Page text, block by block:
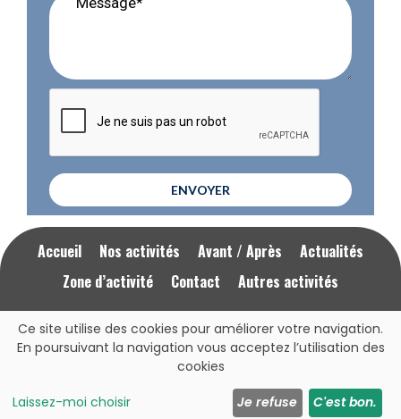
ENVOYER
Accueil Nos activités Avant / Après
Actualités
Zone d’activité
Contact Autres activités
Mentions Légales RGPD
Cliquez ici pour nous appeler
07 77 22 39 31
Ce site utilise des cookies pour améliorer votre navigation.
En poursuivant la navigation vous acceptez l’utilisation des
cookies
Laissez-moi choisir Je refuse C'est bon.